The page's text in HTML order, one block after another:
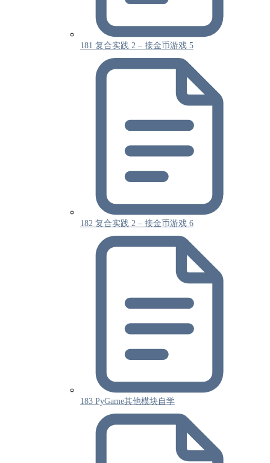
181 复合实践 2 – 接金币游戏 5
182 复合实践 2 – 接金币游戏 6
183 PyGame其他模块自学